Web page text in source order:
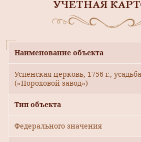
УЧЕТНАЯ
Наименование объекта
Успенская церковь, 1756 г.,
(«Пороховой завод»)
Тип объекта
Федерального значения